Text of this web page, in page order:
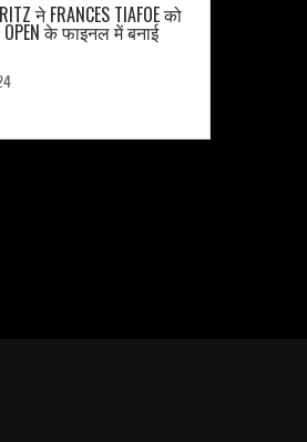
ने FRANCES TIAFOE को
OPEN के फाइनल में बनाई